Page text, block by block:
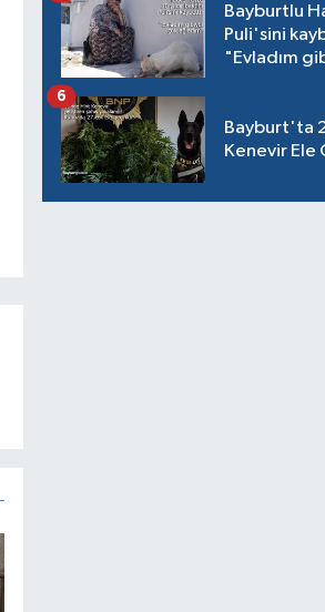
Bayburtlu
Puli'sini
"Evladım
Bayburt'ta
Kenevir Ele
6